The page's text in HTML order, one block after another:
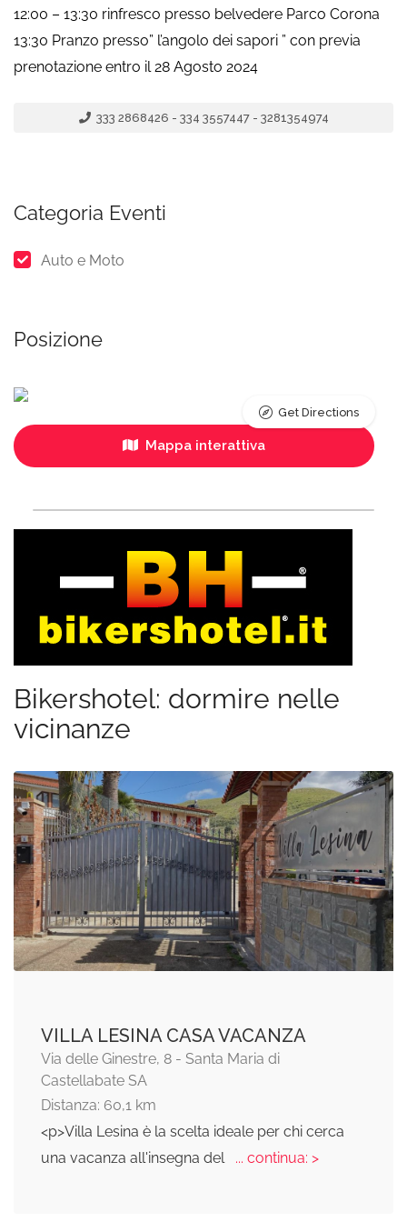
12:00 – 13:30 rinfresco presso belvedere Parco Corona
13:30 Pranzo presso” l’angolo dei sapori ” con previa
prenotazione entro il 28 Agosto 2024
333 2868426 - 334 3557447 - 3281354974
Categoria Eventi
Auto e Moto
Posizione
Mappa interattiva
Get Directions
Bikershotel: dormire nelle
vicinanze
VILLA LESINA CASA VACANZA
Via delle Ginestre, 8 - Santa Maria di
Castellabate SA
Distanza: 60,1 km
<p>Villa Lesina è la scelta ideale per chi cerca
una vacanza all'insegna del
... continua: >